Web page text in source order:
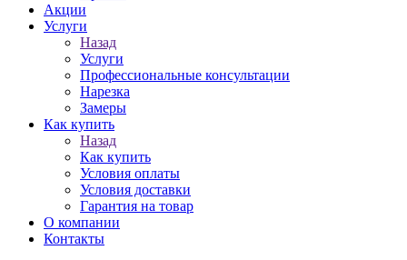
Акции
Услуги
Назад
Услуги
Профессиональные консультации
Нарезка
Замеры
Как купить
Назад
Как купить
Условия оплаты
Условия доставки
Гарантия на товар
О компании
Контакты